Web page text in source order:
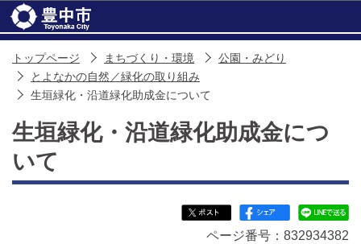
トップページ まちづくり・環境
公園・みどり
とよなかの自然／緑化の取り組み
生垣緑化・沿道緑化助成金について
生垣緑化・沿道緑化助成金につ
いて
ページ番号：832934382